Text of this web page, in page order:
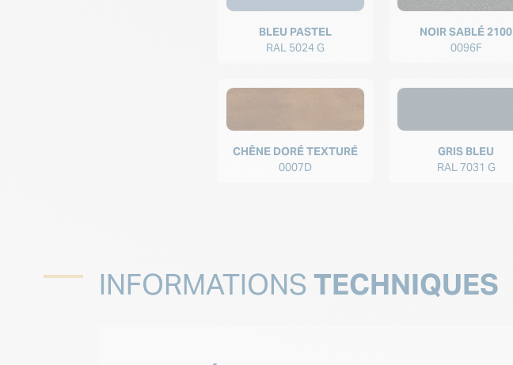
BLEU PASTEL
RAL 5024 G
NOIR SABLÉ 2100
0096F
CHÊNE DORÉ TEXTURÉ
0007D
GRIS BLEU
RAL 7031 G
INFORMATIONS TECHNIQUES